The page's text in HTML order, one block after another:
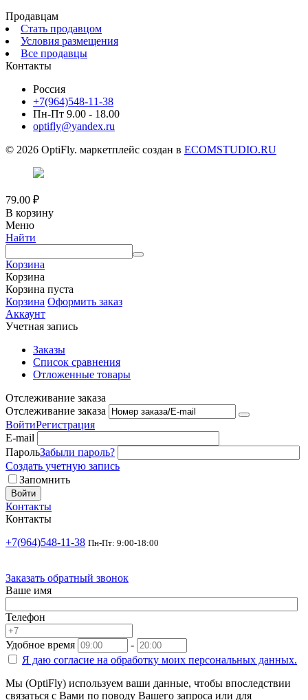
Продавцам
Стать продавцом
Условия размещения
Все продавцы
Контакты
Россия
+7(964)548-11-38
Пн-Пт 9.00 - 18.00
optifly@yandex.ru
© 2026 OptiFly. маркетплейс создан в ECOMSTUDIO.RU
79.00 ₽
В корзину
Меню
Найти
Корзина
Корзина
Корзина пуста
Корзина Оформить заказ
Аккаунт
Учетная запись
Заказы
Список сравнения
Отложенные товары
Отслеживание заказа
Отслеживание заказа
ВойтиРегистрация
E-mail
ПарольЗабыли пароль?
Создать учетную запись
Запомнить
Войти
Контакты
Контакты
+7(964)548-11-38 Пн-Пт: 9:00-18:00
Заказать обратный звонок
Ваше имя
Телефон
Удобное время
-
Я даю согласие на обработку моих персональных данных.
Мы (OptiFly) используем ваши данные, чтобы впоследствии
связаться с Вами по поводу Вашего запроса или для